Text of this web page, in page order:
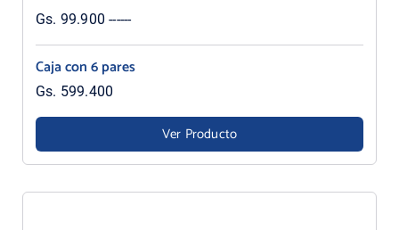
Gs. 99.900 ------
Caja con 6 pares
Gs. 599.400
Ver Producto